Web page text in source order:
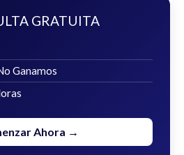
GRATUITA
Ganamos
Ahora →